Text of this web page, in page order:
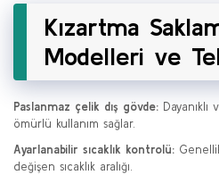
Kızartma
Modelleri ve
Paslanmaz çelik dış gövde: Dayanıklı
ömürlü kullanım sağlar.
Ayarlanabilir sıcaklık kontrolü:
değişen sıcaklık aralığı.